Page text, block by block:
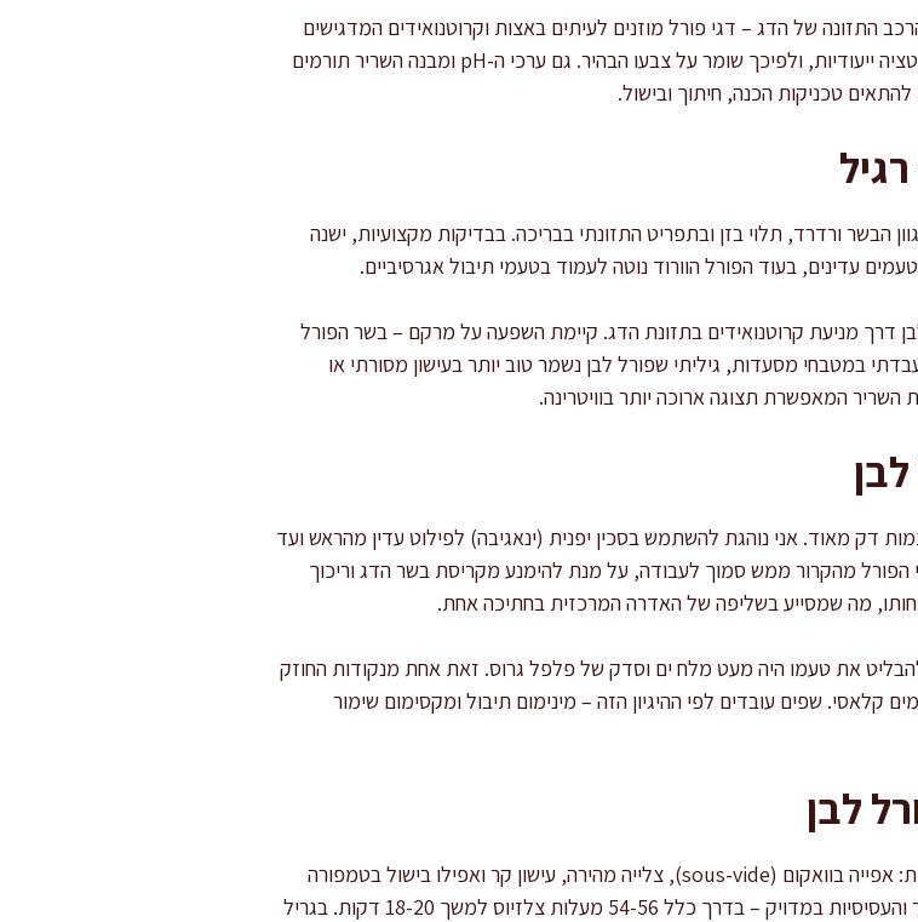
התזונה של הדג – דגי פורל מוזנים לעיתים באצות וקרוטנואידים המדגישים
את צבע הבשר, בעוד פורל לבן אינו ניזון מתוספות פיגמנטציה ייעודיות, ולפיכך שומר על צבעו הבהיר. גם ערכי ה-pH ומבנה השריר תורמים
טכניקות הכנה, חיתוך ובישול.
הבשר ורדרד, תלוי בזן ובתפריט התזונתי בבריכה. בבדיקות מקצועיות, ישנה
עדינים, בעוד הפורל הוורוד נוטה לעמוד בטעמי תיבול אגרסיביים.
דרך מניעת קרוטנואידים בתזונת הדג. קיימת השפעה על מרקם – בשר הפורל
במטבחי מסעדות, גיליתי שפורל לבן נשמר טוב יותר בעישון מסורתי או
המאפשרת תצוגה ארוכה יותר בוויטרינה.
דק מאוד. אני נוהגת להשתמש בסכין יפנית (ינאגיבה) לפילוט עדין מהראש ועד
מהקרור ממש סמוך לעבודה, על מנת להימנע מקריסת בשר הדג וריכוך
מה שמסייע בשליפה של האדרה המרכזית בחתיכה אחת.
את טעמו היה מעט מלח ים וסדק של פלפל גרוס. זאת אחת מנקודות החוזק
קלאסי. שפים עובדים לפי ההיגיון הזה – מינימום תיבול ומקסימום שימור
לבן
פורל לבן מתאים למגוון שיטות בישול קולינריות מתקדמות: אפייה בוואקום (sous-vide), צלייה מהירה, עישון קר ואפילו בישול בטמפורה
עדינה. בטכניקת Sous-vide ניתן לקבוע את רמת הגימור והעסיסיות במדויק – בדרך כלל 54-56 מעלות צלזיוס למשך 18-20 דקות. בגריל